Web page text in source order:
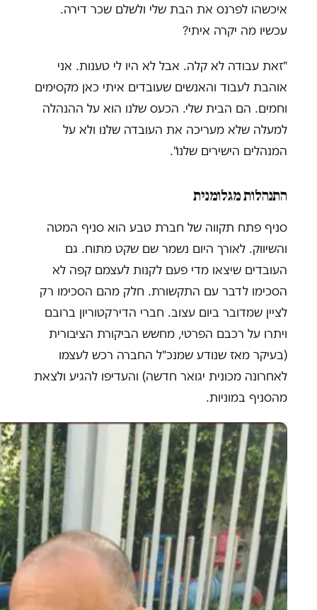
איכשהו לפרנס את הבת שלי ולשלם שכר דירה.
עכשיו מה יקרה איתי?
"זאת עבודה לא קלה. אבל לא היו לי טענות. אני
אוהבת לעבוד והאנשים שעובדים איתי כאן מקסימים
וחמים. הם הבית שלי. הכעס שלנו הוא על ההנהלה
למעלה שלא מעריכה את העובדה שלנו ולא על
המנהלים הישירים שלנו".
התנהלות מגלומנית
סניף פתח תקווה של חברת טבע הוא סניף המטה
והשיווק. לאורך היום נשמר שם שקט מתוח. גם
העובדים שיצאו מדי פעם לקנות לעצמם קפה לא
הסכימו לדבר עם התקשורת. חלק מהם הסכימו רק
לציין שמדובר ביום עצוב. חברי הדירקטוריון ברובם
ויתרו על רכבם הפרטי, מחשש הביקורת הציבורית
(בעיקר מאז שנודע שמנכ"ל החברה רכש לעצמו
לאחרונה מכונית יגואר חדשה) והעדיפו להגיע ולצאת
מהסניף במוניות.